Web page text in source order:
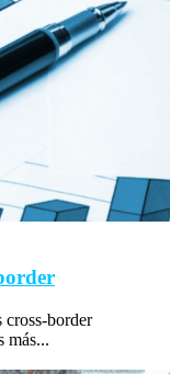
cross-border
más...